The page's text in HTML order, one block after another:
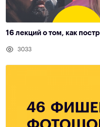
16 лекций о том, как
3033